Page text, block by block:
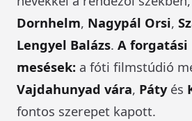
Dornhelm, Nagypál Orsi,
Lengyel Balázs. A forgatási
mesések: a fóti filmstúdió
Vajdahunyad vára, Pátyés
fontos szerepet kapott.